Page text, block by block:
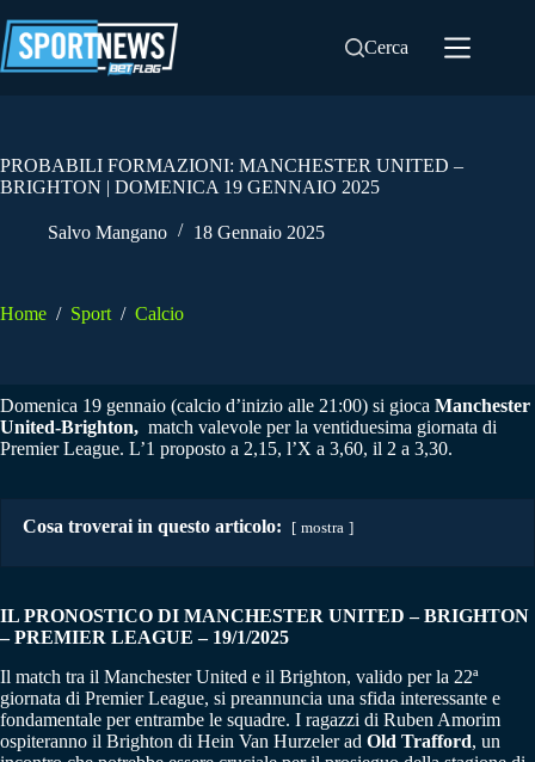
al
contenuto
Cerca
PROBABILI FORMAZIONI: MANCHESTER UNITED –
BRIGHTON | DOMENICA 19 GENNAIO 2025
Salvo Mangano 18 Gennaio 2025
Home / Sport / Calcio
Domenica 19 gennaio (calcio d’inizio alle 21:00) si gioca Manchester
United-Brighton, match valevole per la ventiduesima giornata di
Premier League. L’1 proposto a 2,15, l’X a 3,60, il 2 a 3,30.
Cosa troverai in questo articolo: mostra
IL PRONOSTICO DI MANCHESTER UNITED – BRIGHTON
– PREMIER LEAGUE – 19/1/2025
Il match tra il Manchester United e il Brighton, valido per la 22ª
giornata di Premier League, si preannuncia una sfida interessante e
fondamentale per entrambe le squadre. I ragazzi di Ruben Amorim
ospiteranno il Brighton di Hein Van Hurzeler ad Old Trafford, un